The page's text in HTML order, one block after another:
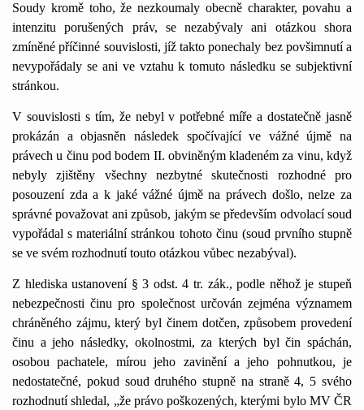
Soudy kromě toho, že nezkoumaly obecně charakter, povahu a
intenzitu porušených práv, se nezabývaly ani otázkou shora
zmíněné příčinné souvislosti, jíž takto ponechaly bez povšimnutí a
nevypořádaly se ani ve vztahu k tomuto následku se subjektivní
stránkou.
V souvislosti s tím, že nebyl v potřebné míře a dostatečně jasně
prokázán a objasněn následek spočívající ve vážné újmě na
právech u činu pod bodem II. obviněným kladeném za vinu, když
nebyly zjištěny všechny nezbytné skutečnosti rozhodné pro
posouzení zda a k jaké vážné újmě na právech došlo, nelze za
správné považovat ani způsob, jakým se především odvolací soud
vypořádal s materiální stránkou tohoto činu (soud prvního stupně
se ve svém rozhodnutí touto otázkou vůbec nezabýval).
Z hlediska ustanovení § 3 odst. 4 tr. zák., podle něhož je stupeň
nebezpečnosti činu pro společnost určován zejména významem
chráněného zájmu, který byl činem dotčen, způsobem provedení
činu a jeho následky, okolnostmi, za kterých byl čin spáchán,
osobou pachatele, mírou jeho zavinění a jeho pohnutkou, je
nedostatečné, pokud soud druhého stupně na straně 4, 5 svého
rozhodnutí shledal, „že právo poškozených, kterými bylo MV ČR